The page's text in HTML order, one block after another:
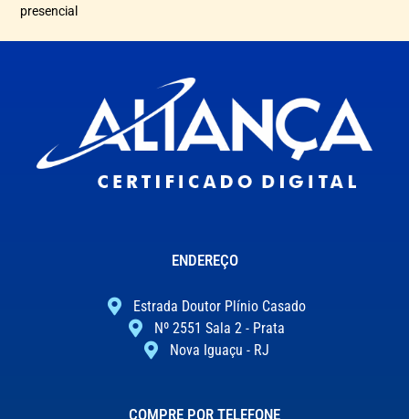
presencial
ENDEREÇO
Estrada Doutor Plínio Casado
Nº 2551 Sala 2 - Prata
Nova Iguaçu - RJ
COMPRE POR TELEFONE